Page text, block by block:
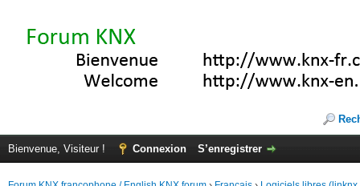
Bienvenue, Visiteur ! Connexion S’enregistrer